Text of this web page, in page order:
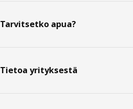
Tarvitsetko apua?
Tietoa yrityksestä